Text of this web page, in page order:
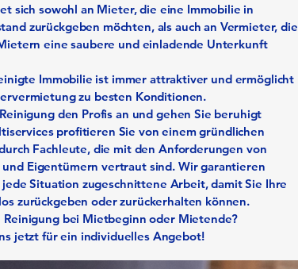
sich sowohl an Mieter, die eine Immobilie in
zurückgeben möchten, als auch an Vermieter, die
eine saubere und einladende Unterkunft
Immobilie ist immer attraktiver und ermöglicht
zu besten Konditionen.
den Profis an und gehen Sie beruhigt
profitieren Sie von einem gründlichen
Fachleute, die mit den Anforderungen von
Eigentümern vertraut sind. Wir garantieren
Situation zugeschnittene Arbeit, damit Sie Ihre
zurückgeben oder zurückerhalten können.
Reinigung bei Mietbeginn oder Mietende?
jetzt für ein individuelles Angebot!